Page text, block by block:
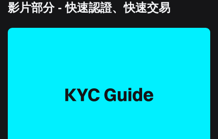
影片部分 - 快速認證、快速交易